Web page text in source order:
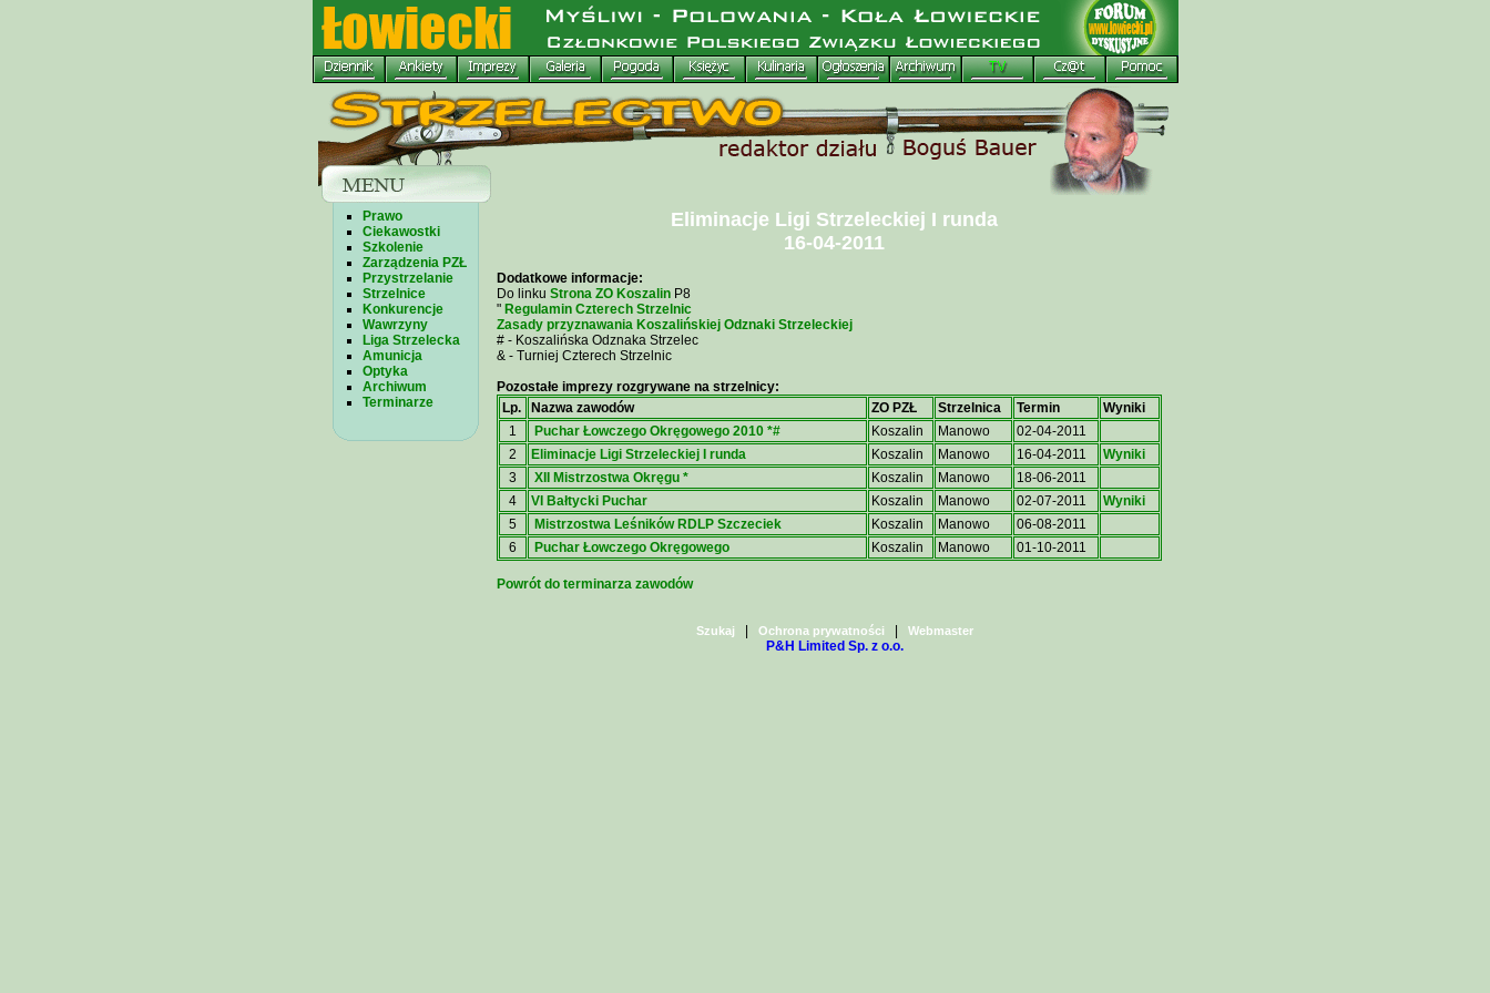
Prawo
Ciekawostki
Szkolenie
Zarządzenia PZŁ
Przystrzelanie
Strzelnice
Konkurencje
Wawrzyny
Liga Strzelecka
Amunicja
Optyka
Archiwum
Terminarze
Eliminacje Ligi Strzeleckiej I runda
16-04-2011
Dodatkowe informacje:
Do linku Strona ZO Koszalin P8
"Regulamin Czterech Strzelnic
Zasady przyznawania Koszalińskiej Odznaki Strzeleckiej
# - Koszalińska Odznaka Strzelec
& - Turniej Czterech Strzelnic
Pozostałe imprezy rozgrywane na strzelnicy:
Lp.
Nazwa zawodów ZO PZŁ Strzelnica Termin
Wyniki
1
Puchar Łowczego Okręgowego 2010 *# Koszalin Manowo
02-04-2011
2
Eliminacje Ligi Strzeleckiej I runda Koszalin Manowo 16-04-2011
Wyniki
3
XII Mistrzostwa Okręgu * Koszalin Manowo
18-06-2011
4
VI Bałtycki Puchar Koszalin Manowo 02-07-2011
Wyniki
5
Mistrzostwa Leśników RDLP Szczeciek Koszalin Manowo
06-08-2011
6
Puchar Łowczego Okręgowego Koszalin Manowo 01-10-2011
Powrót do terminarza zawodów
Szukaj Ochrona prywatności Webmaster
P&H Limited Sp. z o.o.